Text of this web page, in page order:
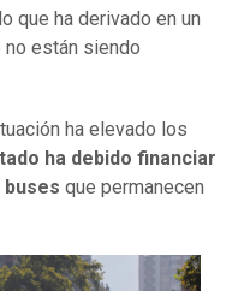
que ha derivado en un
están siendo
ha elevado los
ha debido financiar
buses que permanecen